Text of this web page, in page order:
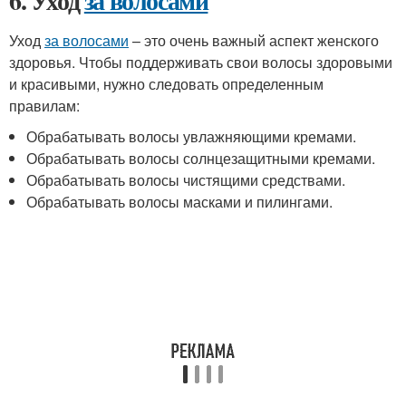
Уходза волосами – это очень важный аспект женского
здоровья. Чтобы поддерживать свои волосы здоровыми
и красивыми, нужно следовать определенным
правилам:
Обрабатывать волосы увлажняющими кремами.
Обрабатывать волосы солнцезащитными кремами.
Обрабатывать волосы чистящими средствами.
Обрабатывать волосы масками и пилингами.